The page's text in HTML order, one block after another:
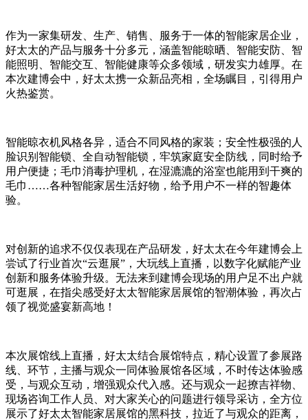
作为一家集研发、生产、销售、服务于一体的智能家居企业，
好太太的产品与服务十分多元，涵盖智能晾晒、智能安防、智
能照明、智能交互、智能健康等众多领域，研发实力雄厚。在
本次建博会中，好太太携一众新品亮相，全场瞩目，引得用户
火热鉴赏。
智能晾衣机风格各异，适合不同风格的家装；安全性极强的人
脸识别智能锁、全自动智能锁，牢筑家庭安全防线，同时给予
用户便捷；毛巾消毒护理机，在湿漉漉的浴室也能用到干爽的
毛巾……各种智能家居生活好物，给予用户不一样的智趣体
验。
对创新的追求不仅仅表现在产品研发，好太太在今年建博会上
尝试了行业首次“云逛展”，大玩线上直播，以数字化赋能产业
创新和服务体验升级。无法来到建博会现场的用户足不出户就
可逛展，在指尖感受好太太智能家居展馆的智潮体验，再次占
领了视觉盛宴新高地！
本次展馆线上直播，好太太结合展馆特点，精心设置了参展路
线、环节，主播与观众一同体验展馆各区域，不时传达体验感
受，与观众互动，增强观众代入感。还与观众一起撩吉祥物、
现场咨询工作人员、对大家关心的问题进行领导采访，全方位
展示了好太太智能家居展馆的黑科技，拉近了与观众的距离，